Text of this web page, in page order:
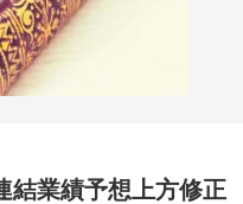
結業績予想上方修